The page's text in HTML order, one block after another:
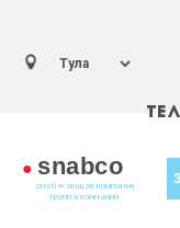
● snabco
снабжающая компания
группа компаний